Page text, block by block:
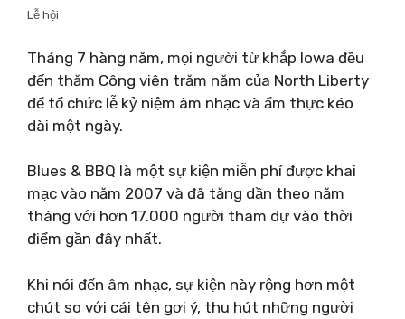
Lễ hội
Tháng 7 hàng năm, mọi người từ khắp Iowa đều
đến thăm Công viên trăm năm của North Liberty
để tổ chức lễ kỷ niệm âm nhạc và ẩm thực kéo
dài một ngày.
Blues & BBQ là một sự kiện miễn phí được khai
mạc vào năm 2007 và đã tăng dần theo năm
tháng với hơn 17.000 người tham dự vào thời
điểm gần đây nhất.
Khi nói đến âm nhạc, sự kiện này rộng hơn một
chút so với cái tên gợi ý, thu hút những người